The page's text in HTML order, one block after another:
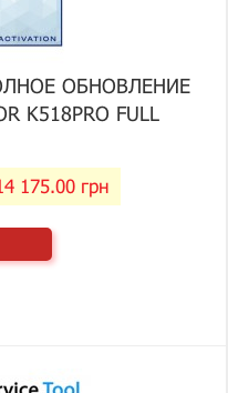
ОБНОВЛЕНИЕ
K518PRO FULL
175.00 грн